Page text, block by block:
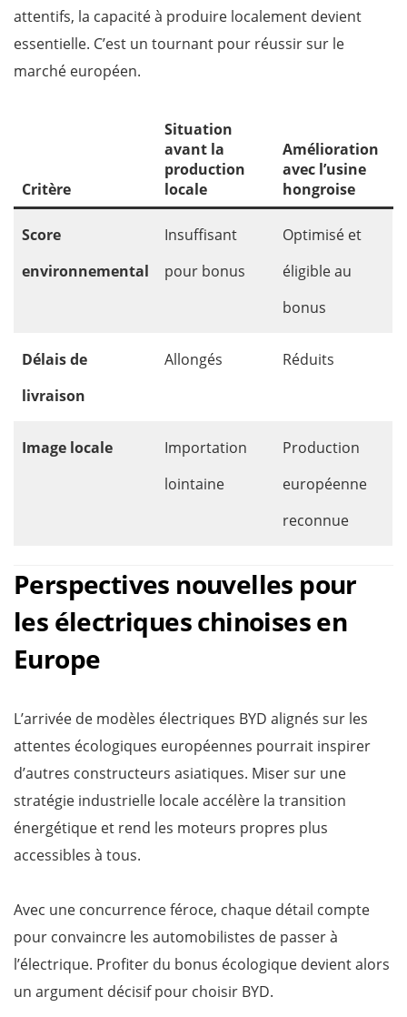
attentifs, la capacité à produire localement devient
essentielle. C’est un tournant pour réussir sur le
marché européen.
Critère
Situation
avant la
production
locale
Amélioration
avec l’usine
hongroise
Score
environnemental
Insuffisant
pour bonus
Optimisé et
éligible au
bonus
Délais de
livraison
Allongés Réduits
Image locale
Importation
lointaine
Production
européenne
reconnue
Perspectives nouvelles pour
les électriques chinoises en
Europe
L’arrivée de modèles électriques BYD alignés sur les
attentes écologiques européennes pourrait inspirer
d’autres constructeurs asiatiques. Miser sur une
stratégie industrielle locale accélère la transition
énergétique et rend les moteurs propres plus
accessibles à tous.
Avec une concurrence féroce, chaque détail compte
pour convaincre les automobilistes de passer à
l’électrique. Profiter du bonus écologique devient alors
un argument décisif pour choisir BYD.